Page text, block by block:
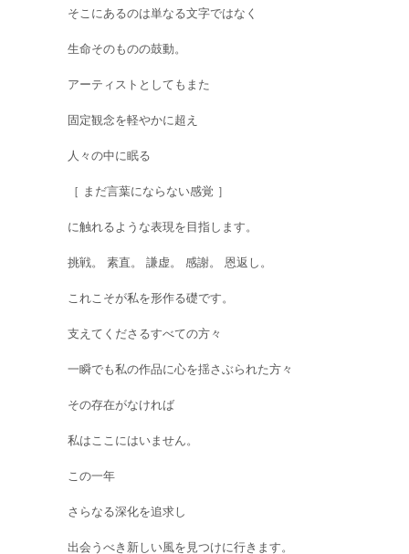
そこにあるのは単なる文字ではなく
生命そのものの鼓動。
アーティストとしてもまた
固定観念を軽やかに超え
人々の中に眠る
［ まだ言葉にならない感覚 ］
に触れるような表現を目指します。
挑戦。 素直。 謙虚。 感謝。 恩返し。
これこそが私を形作る礎です。
支えてくださるすべての方々
一瞬でも私の作品に心を揺さぶられた方々
その存在がなければ
私はここにはいません。
この一年
さらなる深化を追求し
出会うべき新しい風を見つけに行きます。